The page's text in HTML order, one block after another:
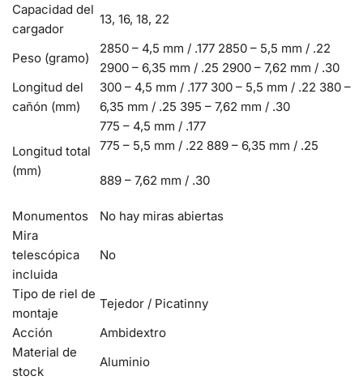
Capacidad del
cargador
13, 16, 18, 22
Peso (gramo)
2850 – 4,5 mm / .177 2850 – 5,5 mm / .22
2900 – 6,35 mm / .25 2900 – 7,62 mm / .30
Longitud del
cañón (mm)
300 – 4,5 mm / .177 300 – 5,5 mm / .22 380 –
6,35 mm / .25 395 – 7,62 mm / .30
Longitud total
(mm)
775 – 4,5 mm / .177
775 – 5,5 mm / .22 889 – 6,35 mm / .25
889 – 7,62 mm / .30
Monumentos
No hay miras abiertas
Mira
telescópica
incluida
No
Tipo de riel de
montaje
Tejedor / Picatinny
Acción
Ambidextro
Material de
stock
Aluminio